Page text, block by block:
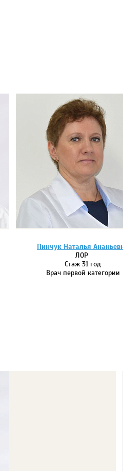
Пинчук Наталья
ЛОР
Стаж 31 год
Врач первой категории